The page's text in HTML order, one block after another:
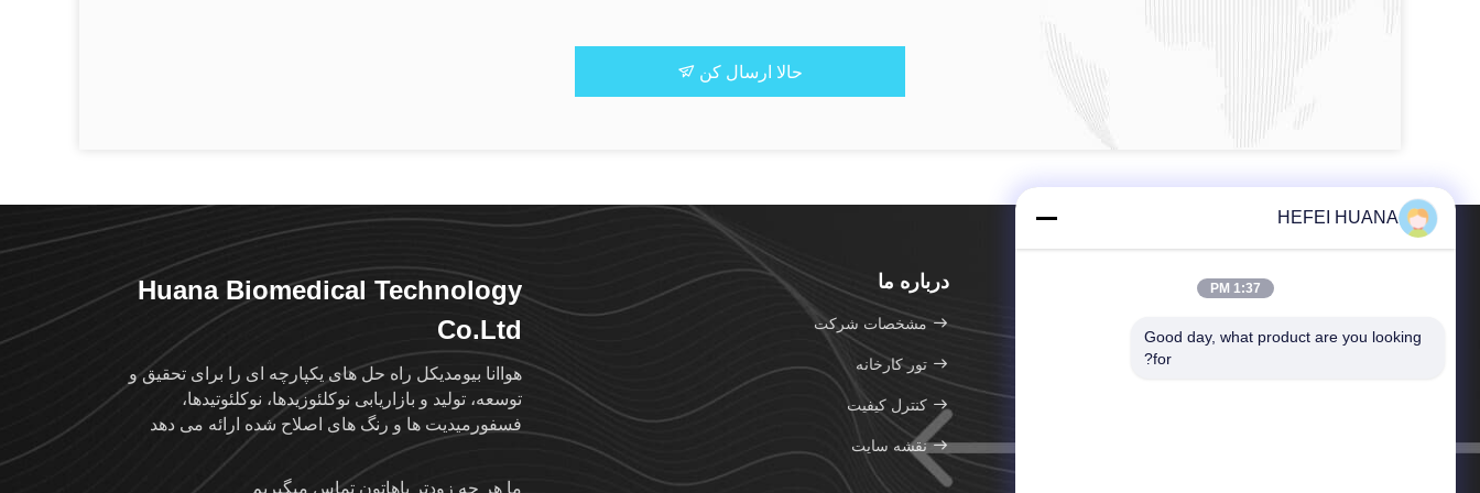
حالا ارسال کن
تلفن：86-157-5542-6646
درباره ما
مشخصات شرکت
تور کارخانه
کنترل کیفیت
نقشه سایت
Huana Biomedical Technology
Co.Ltd
هواانا بیومدیکل راه حل های یکپارچه ای را برای تحقیق و
توسعه، تولید و بازاریابی نوکلئوزیدها، نوکلئوتیدها،
فسفورمیدیت ها و رنگ های اصلاح شده ارائه می دهد
ما هر چه زودتر باهاتون تماس ميگيريم
HEFEI HUANA
1:37 PM
Good day, what product are you looking
for?